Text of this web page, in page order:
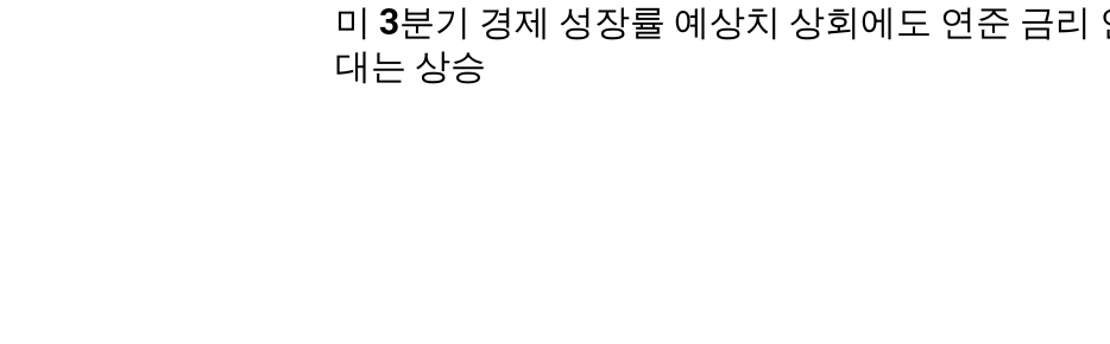
미 3분기 경제 성장률 예상치 상회에도 연준 금리
대는 상승